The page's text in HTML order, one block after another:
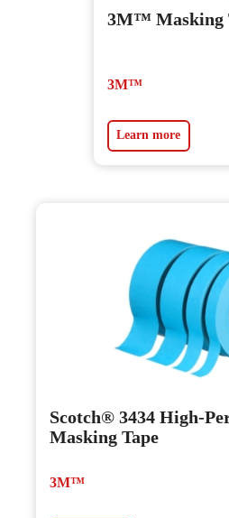
3M™ Masking
3M™
Learn more
Scotch® 3434 High-
Masking Tape
3M™